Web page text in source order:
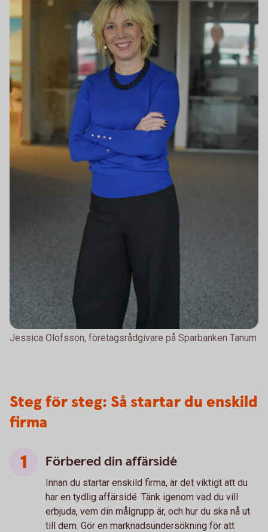
Jessica Olofsson, företagsrådgivare på Sparbanken Tanum
Steg för steg: Så startar du enskild
firma
Förbered din affärsidé
Innan du startar enskild firma, är det viktigt att du
har en tydlig affärsidé. Tänk igenom vad du vill
erbjuda, vem din målgrupp är, och hur du ska nå ut
till dem. Gör en marknadsundersökning för att